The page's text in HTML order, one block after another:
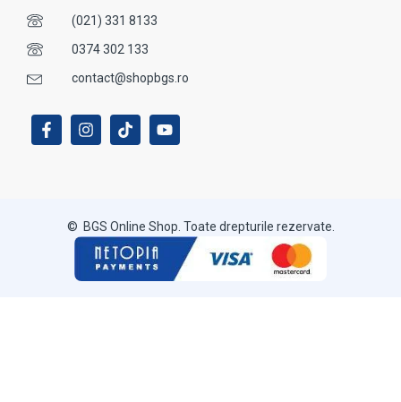
(021) 331 8133
0374 302 133
contact@shopbgs.ro
© BGS Online Shop. Toate drepturile rezervate.